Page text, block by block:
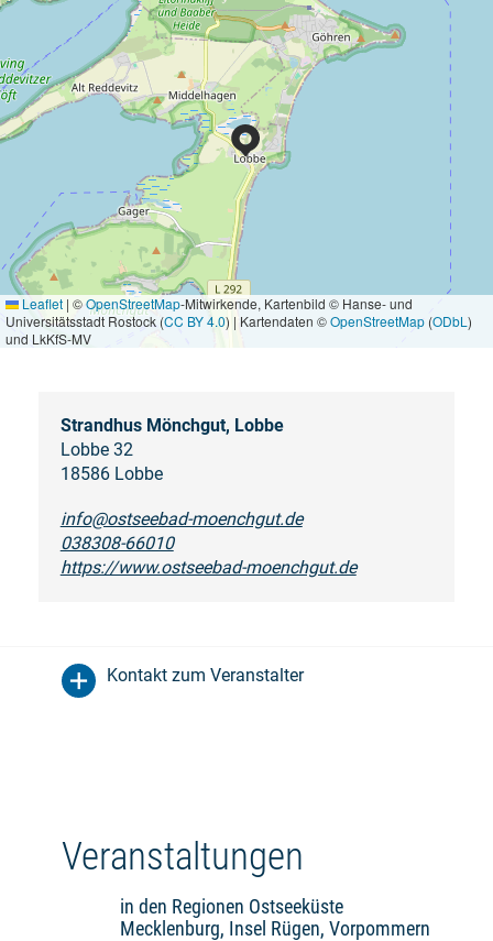
Leaflet | ©OpenStreetMap-Mitwirkende, Kartenbild © Hanse- und
Universitätsstadt Rostock (CC BY 4.0) | Kartendaten ©OpenStreetMap (ODbL )
und LkKfS-MV
Strandhus Mönchgut, Lobbe
Lobbe 32
18586 Lobbe
info@ostseebad-moenchgut.de
038308-66010
https://www.ostseebad-moenchgut.de
Kontakt zum Veranstalter
Veranstaltungen
in den Regionen Ostseeküste
Mecklenburg, Insel Rügen, Vorpommern